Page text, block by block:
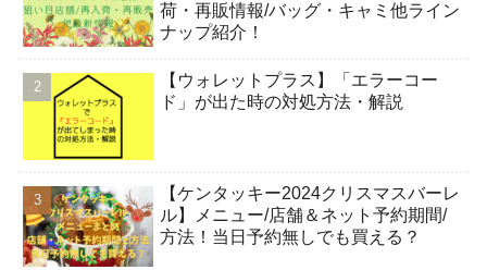
荷・再販情報/バッグ・キャミ他ライン
ナップ紹介！
【ウォレットプラス】「エラーコー
ド」が出た時の対処方法・解説
【ケンタッキー2024クリスマスバーレ
ル】メニュー/店舗＆ネット予約期間/
方法！当日予約無しでも買える？